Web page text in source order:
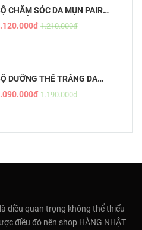
CHĂM SÓC DA MỤN PAIR
BẢN 1.210.000đ
DƯỠNG THỂ TRẮNG DA
CONC1.190.000đ
điều quan trọng không thể thiếu
điều đó nên shop HÀNG NHẬT